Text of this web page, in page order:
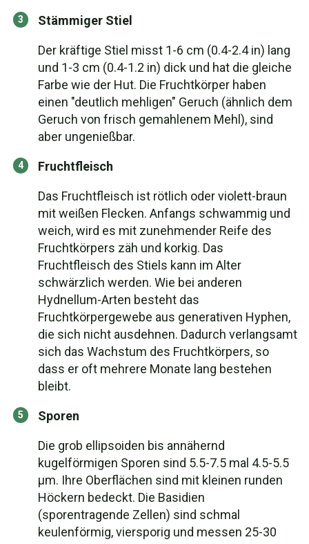
Stämmiger Stiel
Der kräftige Stiel misst 1-6 cm (0.4-2.4 in) lang
und 1-3 cm (0.4-1.2 in) dick und hat die gleiche
Farbe wie der Hut. Die Fruchtkörper haben
einen "deutlich mehligen" Geruch (ähnlich dem
Geruch von frisch gemahlenem Mehl), sind
aber ungenießbar.
Fruchtfleisch
Das Fruchtfleisch ist rötlich oder violett-braun
mit weißen Flecken. Anfangs schwammig und
weich, wird es mit zunehmender Reife des
Fruchtkörpers zäh und korkig. Das
Fruchtfleisch des Stiels kann im Alter
schwärzlich werden. Wie bei anderen
Hydnellum-Arten besteht das
Fruchtkörpergewebe aus generativen Hyphen,
die sich nicht ausdehnen. Dadurch verlangsamt
sich das Wachstum des Fruchtkörpers, so
dass er oft mehrere Monate lang bestehen
bleibt.
Sporen
Die grob ellipsoiden bis annähernd
kugelförmigen Sporen sind 5.5-7.5 mal 4.5-5.5
μm. Ihre Oberflächen sind mit kleinen runden
Höckern bedeckt. Die Basidien
(sporentragende Zellen) sind schmal
keulenförmig, viersporig und messen 25-30